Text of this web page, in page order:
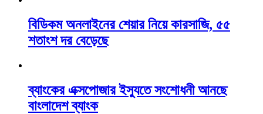
বিডিকম অনলাইনের শেয়ার নিয়ে কারসাজি, ৫৫
শতাংশ দর বেড়েছে
ব্যাংকের এক্সপোজার ইস্যুতে সংশোধনী আনছে
বাংলাদেশ ব্যাংক